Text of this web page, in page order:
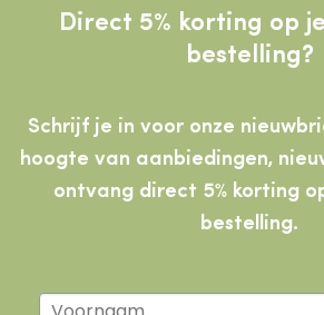
Direct 5% korting op
bestelling?
Schrijf je in voor onze
hoogte van aanbiedingen,
ontvang direct 5% korting
bestelling.